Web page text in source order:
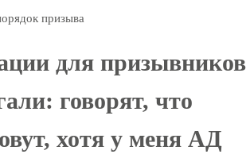
призыва
для призывников
говорят, что
хотя у меня АД